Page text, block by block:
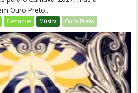
Ouro Preto...
Destaque Música Ouro Preto